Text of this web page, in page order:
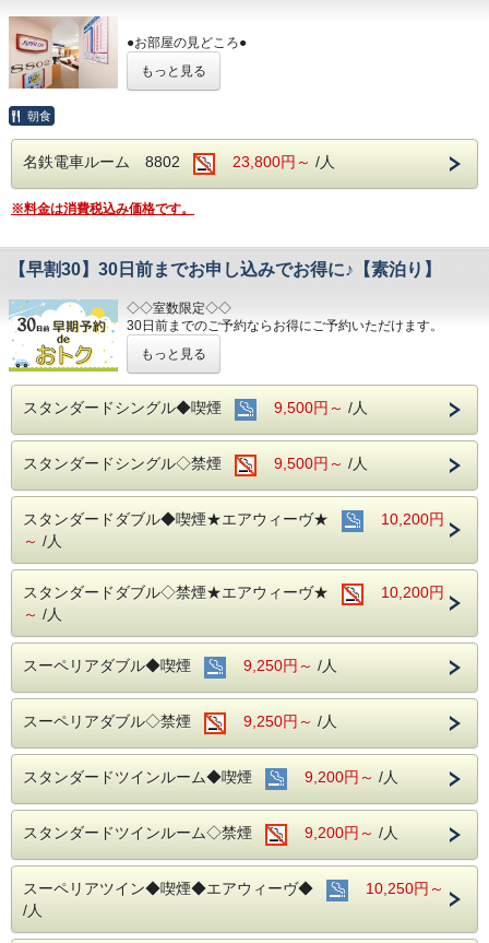
④名鉄資料館より借用した貴重なグッズを多数展示
しみ♪
あらかじめご了承の程宜しくお願い致します。
●電車ルームからの眺めはこちら！！
●お部屋の見どころ●
往年の人気車両パノラマDXのヘッドマークと車両番号を
設置しました
取り外したマスターコントローラー、制動弁ブレーキ、シ
お部屋に設置しました。
※※模擬運転台と走行動画は連動して動作しませ
③本物の座席シートを設置
NEWパノラマDXシートを設置、窓からはトレインビュー
④名鉄資料館より借用した貴重なグッズを多数展示
どんなものが展示がされてあるかは、宿泊してからのお楽
しみ♪
※貴重な資料等を展示してありますので、チェック
イン時に
身分書の提示、コピーをさせて頂きます。
あらかじめご了承の程宜しくお願い致します。
●電車ルームからの眺めはこちら
営業時間：７：００～１０：００ (最終入場 ９：
名古屋めしも楽しめる和洋折衷のバイキングをご
準備しております。
もっと見る
朝食
名鉄電車ルーム 8802 23,800円～ /人
※料金は消費税込み価格です。
【早割30】30日前までお申し込みでお得に♪【素泊り】
◇◇室数限定◇◇
30日前までのご予約ならお得にご予約いただけます。
☆先のご予定がお決まりのお客様には断然オトク☆
アルコール消毒を行っております。
える事が可能です。
清掃時は常に換気をして新鮮な空気に入れ替えておりま
～ビジネス・旅行に最高のロケーション～
JR名古屋駅から徒歩４分
名鉄名古屋駅のすぐ上
お財布にも優しい ＋ お客様にも優しいホテルです♪♪
ご予約お待ちしてます(*^o^)ノ
もっと見る
スタンダードシングル◆喫煙 9,500円～ /人
スタンダードシングル◇禁煙 9,500円～ /人
スタンダードダブル◆喫煙★エアウィーヴ★
10,200円
～ /人
スタンダードダブル◇禁煙★エアウィーヴ★
10,200円
～ /人
スーペリアダブル◆喫煙 9,250円～ /人
スーペリアダブル◇禁煙 9,250円～ /人
スタンダードツインルーム◆喫煙 9,200円～ /人
スタンダードツインルーム◇禁煙 9,200円～ /人
スーペリアツイン◆喫煙◆エアウィーヴ◆
10,250円～
/人